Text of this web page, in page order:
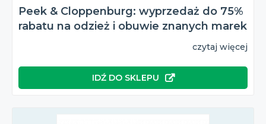
Peek & Cloppenburg: wyprzedaż do 75%
rabatu na odzież i obuwie znanych marek
czytaj więcej
IDŹ DO SKLEPU